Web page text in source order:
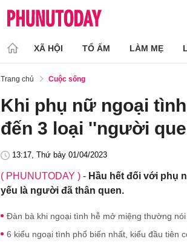
XÃ HỘI TỔ ẤM LÀM MẸ
Trang chủ Cuộc sống
Khi phụ nữ ngoại
đến 3 loại ''người
13:17, Thứ bảy 01/04/2023
( PHUNUTODAY ) - Hầu hết đối với phụ
yếu là người đã thân quen.
Đàn bà khi ngoại tình hễ mở miệng thường
6 kiểu ngoại tình phổ biến nhất, kiểu đầu tiên